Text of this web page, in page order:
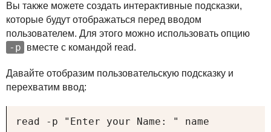
Вы также можете создать интерактивные подсказки,
которые будут отображаться перед вводом
пользователем. Для этого можно использовать опцию
-p вместе с командой read.
Давайте отобразим пользовательскую подсказку и
перехватим ввод:
read -p "Enter your Name: " name